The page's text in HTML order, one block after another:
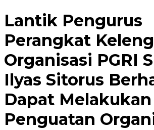
Lantik Pengurus
Perangkat
Organisasi PGRI
Ilyas Sitorus
Dapat Melakukan
Penguatan